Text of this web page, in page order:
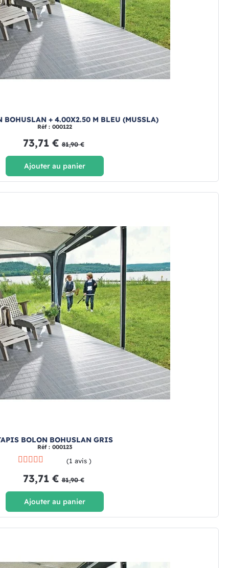
BOHUSLAN + 4.00X2.50 M BLEU (MUSSLA)
Réf : 000122
73,71 € 81,90 €
Ajouter au panier
BOLON BOHUSLAN GRIS
Réf : 000123
(1 avis )
73,71 € 81,90 €
Ajouter au panier